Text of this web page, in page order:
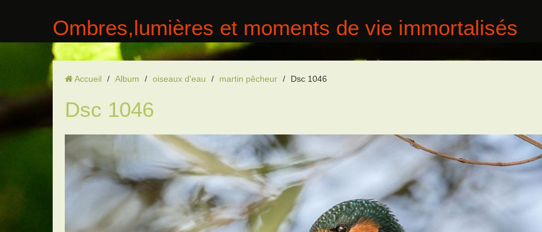
Ombres,lumières et moments de vie immortalisés
Accueil / Album / oiseaux d'eau / martin pêcheur / Dsc 1046
Dsc 1046